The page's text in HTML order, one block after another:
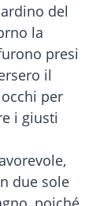
del
la
presi
il
per
i giusti
due sole